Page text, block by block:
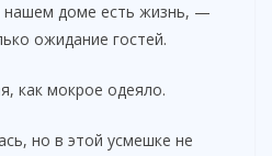
нашем доме есть жизнь, —
ожидание гостей.
как мокрое одеяло.
но в этой усмешке не